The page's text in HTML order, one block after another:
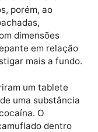
em um ônibus de
que
não encontraram
porém, ao